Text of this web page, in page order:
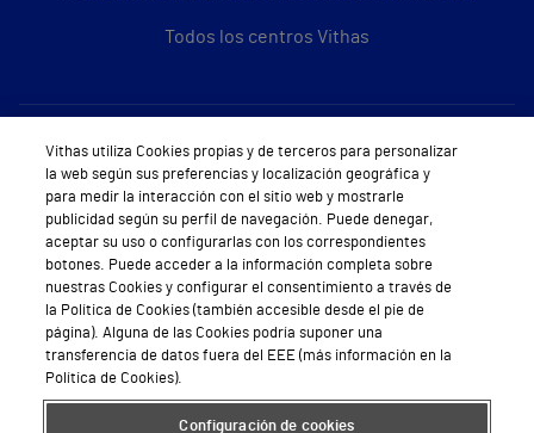
Todos los centros Vithas
Sobre Vithas
Quiénes somos
Trabajar en Vithas
Teléfono Cita Médica
Teléfono Atención al Cliente
Política de seguridad y salud en el trabajo
Conoce a Supervita
Vithas utiliza Cookies propias y de terceros para personalizar
la web según sus preferencias y localización geográfica y
para medir la interacción con el sitio web y mostrarle
publicidad según su perfil de navegación. Puede denegar,
aceptar su uso o configurarlas con los correspondientes
botones. Puede acceder a la información completa sobre
nuestras Cookies y configurar el consentimiento a través de
la Política de Cookies (también accesible desde el pie de
página). Alguna de las Cookies podría suponer una
transferencia de datos fuera del EEE (más información en la
Política de Cookies).
Configuración de cookies